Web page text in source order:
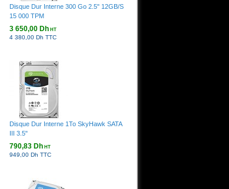
Disque Dur Interne 300 Go 2.5" 12GB/S
15 000 TPM
3 650,00 DhHT
4 380,00 Dh TTC
Disque Dur Interne 1To SkyHawk SATA
III 3.5"
790,83 DhHT
949,00 Dh TTC